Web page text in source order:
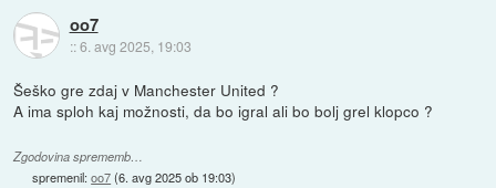
oo7
::6. avg 2025, 19:03
Šeško gre zdaj v Manchester United ?
A ima sploh kaj možnosti, da bo igral ali bo bolj grel klopco ?
Zgodovina sprememb…
spremenil:oo7(6. avg 2025 ob 19:03)